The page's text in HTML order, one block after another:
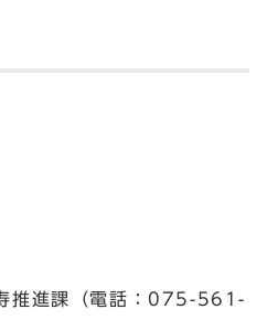
推進課（電話：075-561-